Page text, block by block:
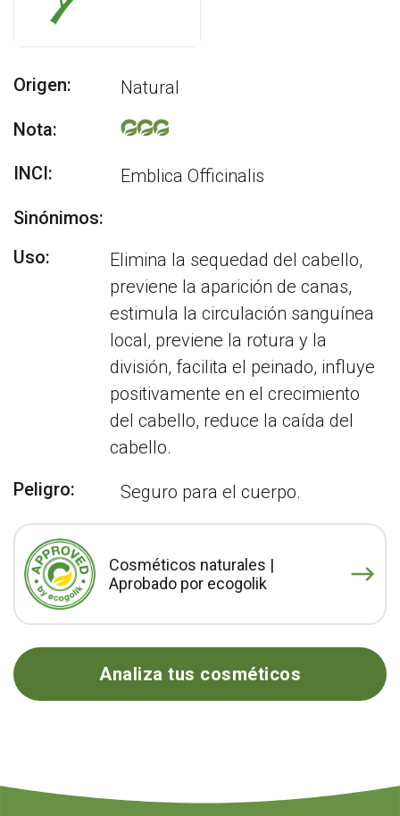
Origen:
Natural
Nota:
INCI:
Emblica Officinalis
Sinónimos:
Uso:
Elimina la sequedad del cabello,
previene la aparición de canas,
estimula la circulación sanguínea
local, previene la rotura y la
división, facilita el peinado, influye
positivamente en el crecimiento
del cabello, reduce la caída del
cabello.
Peligro:
Seguro para el cuerpo.
Cosméticos naturales |
Aprobado por ecogolik
Analiza tus cosméticos